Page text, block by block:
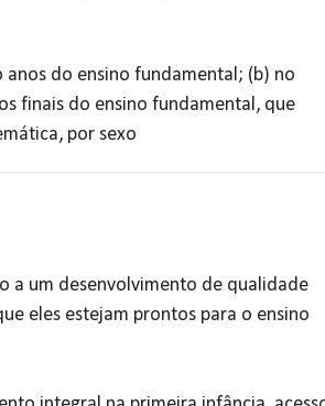
anos do ensino fundamental; (b) no
finais do ensino fundamental, que
por sexo
a um desenvolvimento de qualidade
eles estejam prontos para o ensino